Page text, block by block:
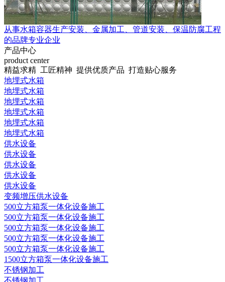
从事水箱容器生产安装、金属加工、管道安装、保温防腐工程
的品牌专业企业
产品中心
product center
精益求精 工匠精神 提供优质产品 打造贴心服务
地埋式水箱
地埋式水箱
地埋式水箱
地埋式水箱
地埋式水箱
地埋式水箱
供水设备
供水设备
供水设备
供水设备
供水设备
变频增压供水设备
500立方箱泵一体化设备施工
500立方箱泵一体化设备施工
500立方箱泵一体化设备施工
500立方箱泵一体化设备施工
500立方箱泵一体化设备施工
1500立方箱泵一体化设备施工
不锈钢加工
不锈钢加工